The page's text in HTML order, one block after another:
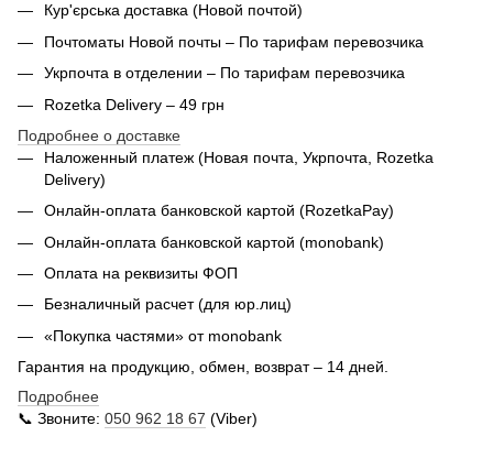
Кур'єрська доставка (Новой почтой)
Почтоматы Новой почты – По тарифам перевозчика
Укрпочта в отделении – По тарифам перевозчика
Rozetka Delivery – 49 грн
Подробнее о доставке
Наложенный платеж (Новая почта, Укрпочта, Rozetka
Delivery)
Онлайн-оплата банковской картой (RozetkaPay)
Онлайн-оплата банковской картой (monobank)
Оплата на реквизиты ФОП
Безналичный расчет (для юр.лиц)
«Покупка частями» от monobank
Гарантия на продукцию, обмен, возврат – 14 дней.
Подробнее
📞 Звоните: 050 962 18 67 (Viber)